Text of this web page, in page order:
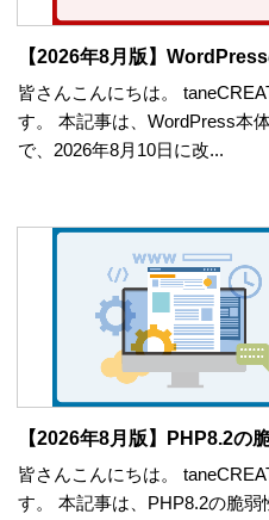
【2026年8月版】
皆さんこんにちは。
す。 本記事は、WordPress本
で、2026年8月10日に改...
【2026年8月版】PHP8.2の
皆さんこんにちは。
す。 本記事は、PHP8.2の脆